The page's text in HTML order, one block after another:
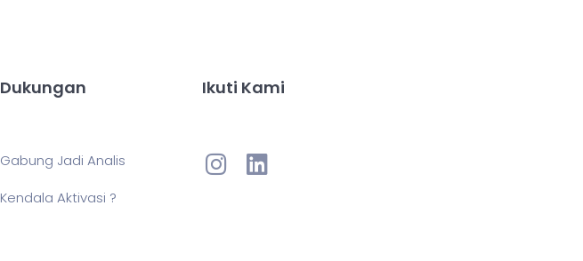
Dukungan
Gabung Jadi Analis
Kendala Aktivasi ?
Ikuti Kami